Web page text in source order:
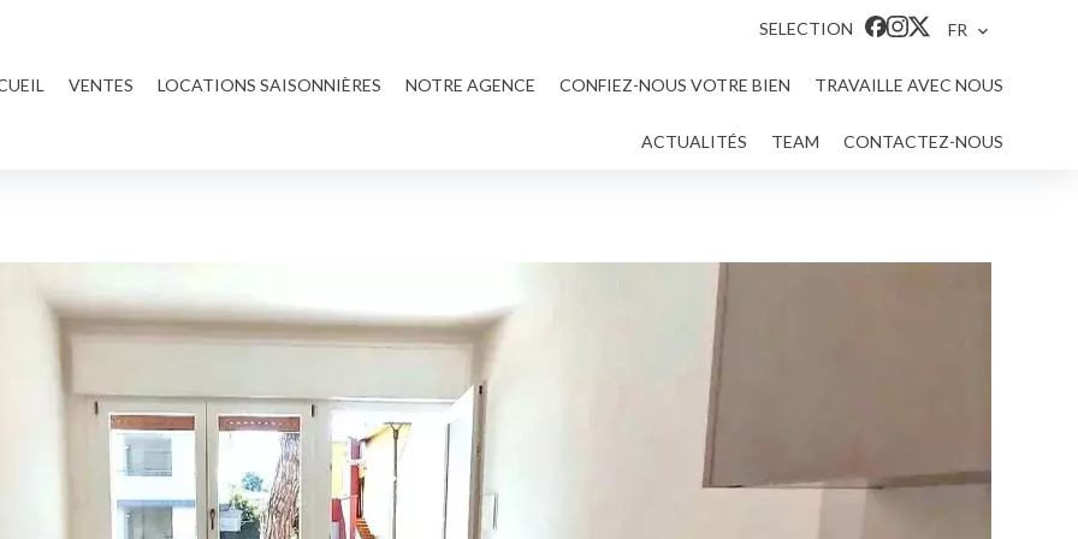
SELECTION FR
VENTES LOCATIONS SAISONNIÈRES NOTRE AGENCE CONFIEZ-NOUS VOTRE BIEN TRAVAILLE AVEC NOUS
ACTUALITÉS TEAM CONTACTEZ-NOUS